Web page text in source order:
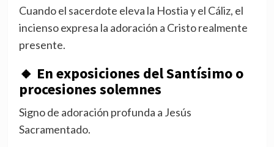
Cuando el sacerdote eleva la Hostia y el Cáliz, el
incienso expresa la adoración a Cristo realmente
presente.
🔸 En exposiciones del Santísimo o
procesiones solemnes
Signo de adoración profunda a Jesús
Sacramentado.